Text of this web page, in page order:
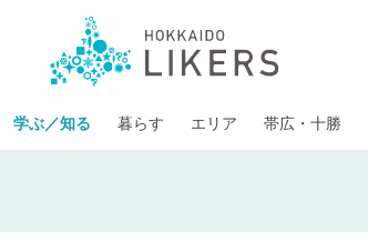
学ぶ／知る 暮らす エリア 帯広・十勝